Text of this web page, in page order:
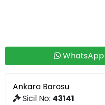
Ankara Barosu
Sicil No: 43141